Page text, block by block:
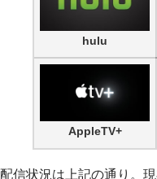
hulu
AppleTV+
配信状況は上記の通り。